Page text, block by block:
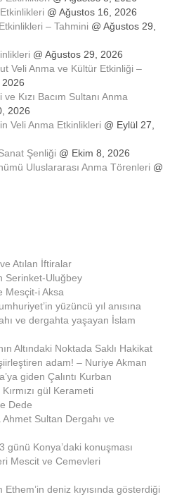
@ Ağustos 16, 2026
– Tahmini @ Ağustos 29,
@ Ağustos 29, 2026
Veli Anma ve Kültür Etkinliği –
2026
Kızı Bacım Sultanı Anma
2026
Veli Anma Etkinlikleri @ Eylül 27,
Şenliği @ Ekim 8, 2026
Uluslararası Anma Törenleri @
Atılan İftiralar
Serinket-Uluğbey
Mesçit-i Aksa
yüzüncü yıl anısına
ve dergahta yaşayan İslam
Altındaki Noktada Saklı Hakikat
adam! – Nuriye Akman
giden Çalıntı Kurban
gül Kerameti
Dede
Sultan Dergahı ve
günü Konya’daki konuşması
Mescit ve Cemevleri
deniz kıyısında gösterdiği